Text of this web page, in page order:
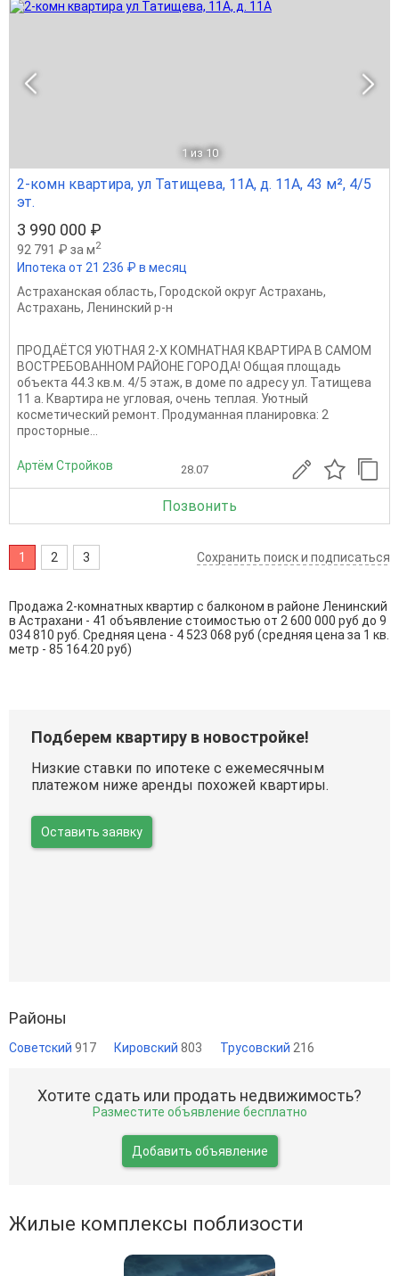
1 из 10
2-комн квартира, ул Татищева, 11А, д. 11А, 43 м², 4/5
эт.
3 990 000 ₽
92 791 ₽ за м2
Ипотека от 21 236 ₽ в месяц
Астраханская область, Городской округ Астрахань,
Астрахань, Ленинский р-н
ПРОДАЁТСЯ УЮТНАЯ 2-Х КОМНАТНАЯ КВАРТИРА В САМОМ
ВОСТРЕБОВАННОМ РАЙОНЕ ГОРОДА! Общая площадь
объекта 44.3 кв.м. 4/5 этаж, в доме по адресу ул. Татищева
11 а. Квартира не угловая, очень теплая. Уютный
косметический ремонт. Продуманная планировка: 2
просторные...
Артём Стройков 28.07
Позвонить
1 2 3 Сохранить поиск и подписаться
Продажа 2-комнатных квартир с балконом в районе Ленинский
в Астрахани - 41 объявление стоимостью от 2 600 000 руб до 9
034 810 руб. Средняя цена - 4 523 068 руб (средняя цена за 1 кв.
метр - 85 164.20 руб)
Подберем квартиру в новостройке!
Низкие ставки по ипотеке с ежемесячным
платежом ниже аренды похожей квартиры.
Оставить заявку
Районы
Советский 917 Кировский 803 Трусовский 216
Хотите сдать или продать недвижимость?
Разместите объявление бесплатно
Добавить объявление
Жилые комплексы поблизости